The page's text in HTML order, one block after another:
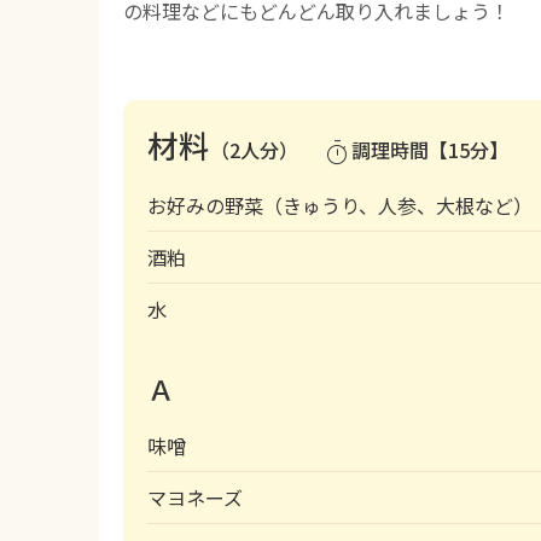
の料理などにもどんどん取り入れましょう！
材料 （2人分） timer調理時間【15分】
お好みの野菜（きゅうり、人参、大根など）
酒粕
水
Ａ
味噌
マヨネーズ